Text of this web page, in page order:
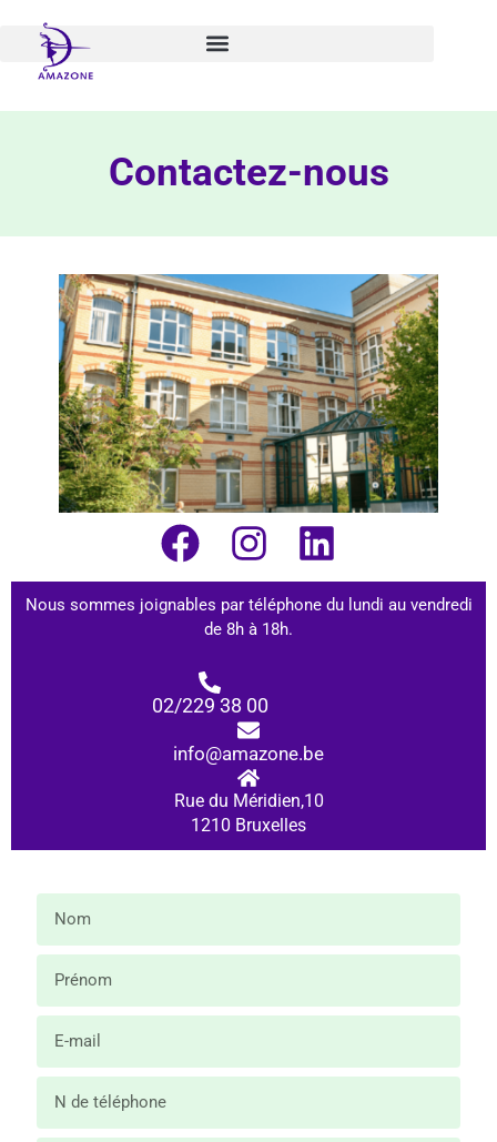
contenu
Contactez-nous
Nous sommes joignables par téléphone du lundi au vendredi
de 8h à 18h.
02/229 38 00
info@amazone.be
Rue du Méridien,10
1210 Bruxelles